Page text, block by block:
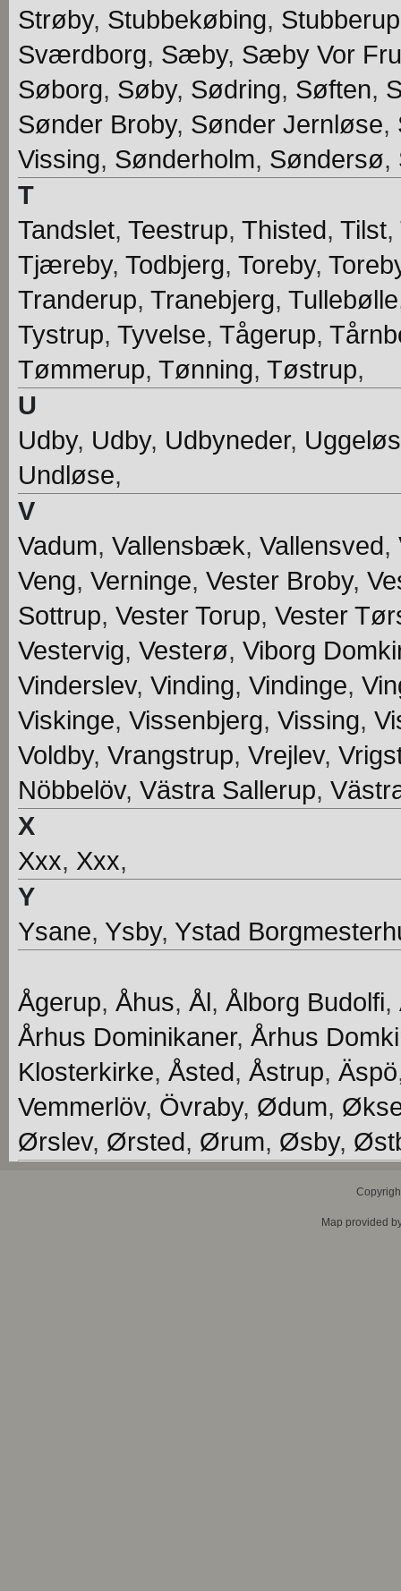
Strøby, Stubbekøbing, Stubberup
Sværdborg, Sæby, Sæby Vor
Søborg, Søby, Sødring, Søften,
Sønder Broby, Sønder Jernløse,
Vissing, Sønderholm, Søndersø,
T
Tandslet, Teestrup, Thisted, Tilst,
Tjæreby, Todbjerg, Toreby,
Tranderup, Tranebjerg, Tullebølle
Tystrup, Tyvelse, Tågerup,
Tømmerup, Tønning, Tøstrup,
U
Udby, Udby, Udbyneder,
Undløse,
V
Vadum, Vallensbæk, Vallensved,
Veng, Verninge, Vester Broby,
Sottrup, Vester Torup, Vester
Vestervig, Vesterø, Viborg
Vinderslev, Vinding, Vindinge,
Viskinge, Vissenbjerg, Vissing,
Voldby, Vrangstrup, Vrejlev,
Nöbbelöv, Västra Sallerup,
X
Xxx, Xxx,
Y
Ysane, Ysby, Ystad
Ågerup, Åhus, Ål, Ålborg Budolfi,
Århus Dominikaner, Århus
Klosterkirke, Åsted, Åstrup, Äspö
Vemmerlöv, Övraby, Ødum,
Ørslev, Ørsted, Ørum, Øsby,
Map provided